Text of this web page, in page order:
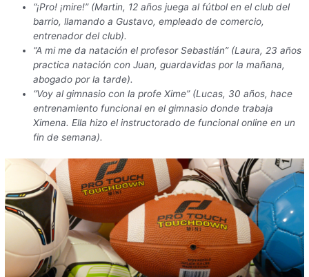
“¡Pro! ¡mire!” (Martin, 12 años juega al fútbol en el club del
barrio, llamando a Gustavo, empleado de comercio,
entrenador del club).
“A mi me da natación el profesor Sebastián” (Laura, 23 años
practica natación con Juan, guardavidas por la mañana,
abogado por la tarde).
“Voy al gimnasio con la profe Xime” (Lucas, 30 años, hace
entrenamiento funcional en el gimnasio donde trabaja
Ximena. Ella hizo el instructorado de funcional online en un
fin de semana).